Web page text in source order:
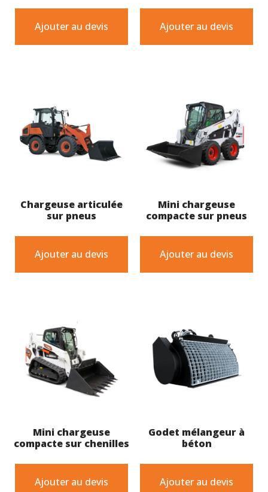
Ajouter au devis Ajouter au devis
Chargeuse articulée
sur pneus
Ajouter au devis
Mini chargeuse
compacte sur pneus
Ajouter au devis
Mini chargeuse
compacte sur chenilles
Ajouter au devis
Godet mélangeur à
béton
Ajouter au devis